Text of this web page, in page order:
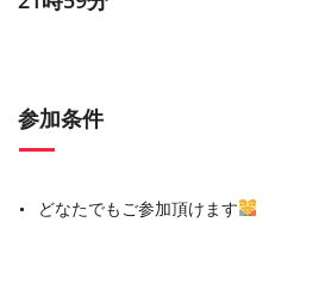
参加条件
どなたでもご参加頂けます